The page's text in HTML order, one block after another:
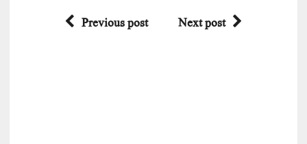
Previous post Next post